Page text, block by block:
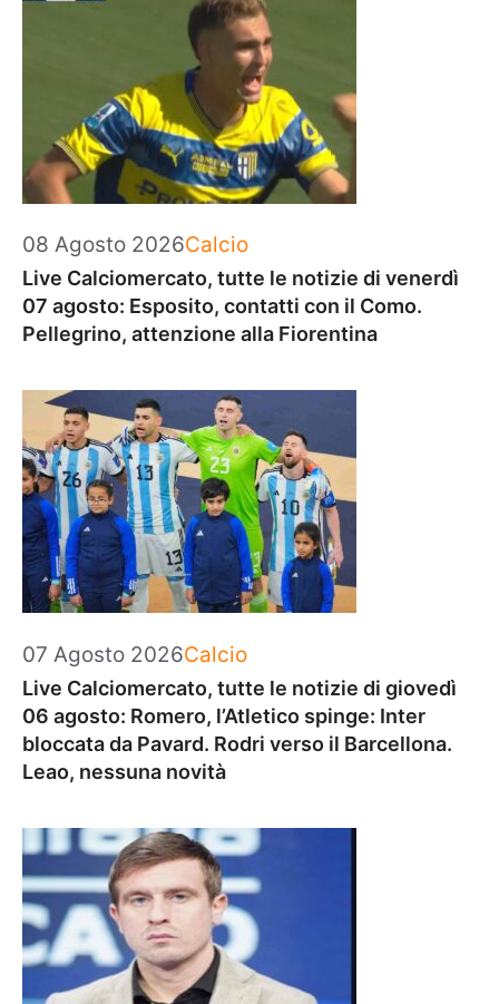
08 Agosto 2026Categorie
Calcio
Live Calciomercato, tutte le notizie di venerdì
07 agosto: Esposito, contatti con il Como.
Pellegrino, attenzione alla Fiorentina
07 Agosto 2026Categorie
Calcio
Live Calciomercato, tutte le notizie di giovedì
06 agosto: Romero, l’Atletico spinge: Inter
bloccata da Pavard. Rodri verso il Barcellona.
Leao, nessuna novità